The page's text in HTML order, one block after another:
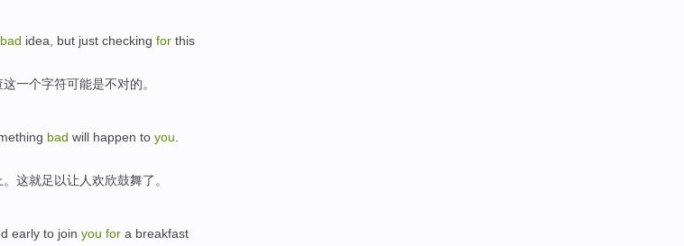
bad idea, but just checking for this
这一个字符可能是不对的。
bad will happen to you
这就足以让人欢欣鼓舞了。
early to join you for a breakfast